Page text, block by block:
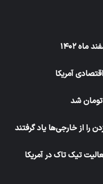
آمریکا
را از خارجی‌ها یاد گرفتند
تیک تاک در آمریکا